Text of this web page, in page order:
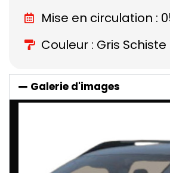
Mise en circulation :
Couleur : Gris Schiste
Galerie d'images